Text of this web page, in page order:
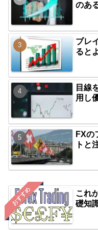
のあ
ブレ
ると
目線
用し
FXの
トと
おすすめ
これ
礎知